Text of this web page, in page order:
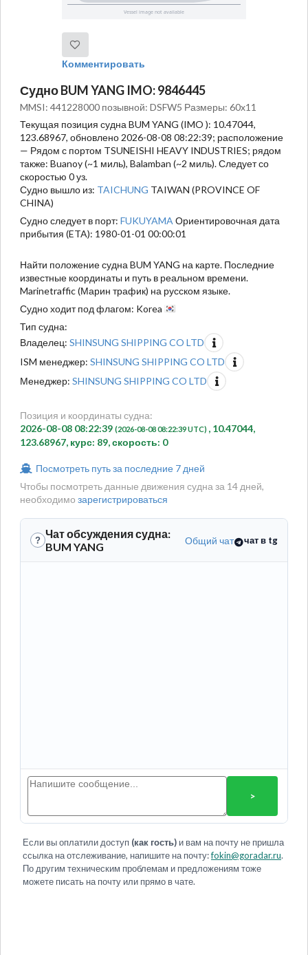
Комментировать
Судно BUM YANG IMO: 9846445
MMSI: 441228000 позывной: DSFW5 Размеры: 60x11
Текущая позиция судна BUM YANG (IMO ): 10.47044,
123.68967, обновлено 2026-08-08 08:22:39; расположение
— Рядом с портом TSUNEISHI HEAVY INDUSTRIES; рядом
также: Buanoy (~1 миль), Balamban (~2 миль). Следует со
скоростью 0 уз.
Судно вышло из: TAICHUNG TAIWAN (PROVINCE OF
CHINA)
Судно следует в порт: FUKUYAMA Ориентировочная дата
прибытия (ETA): 1980-01-01 00:00:01
Найти положение судна BUM YANG на карте. Последние
известные координаты и путь в реальном времени.
Marinetraffic (Марин трафик) на русском языке.
Судно ходит под флагом: Korea
Тип судна:
Владелец: SHINSUNG SHIPPING CO LTD
ISM менеджер: SHINSUNG SHIPPING CO LTD
Менеджер: SHINSUNG SHIPPING CO LTD
Позиция и координаты судна:
2026-08-08 08:22:39 (2026-08-08 08:22:39 UTC) , 10.47044,
123.68967, курс: 89, скорость: 0
Посмотреть путь за последние 7 дней
Чтобы посмотреть данные движения судна за 14 дней,
необходимо зарегистрироваться
? Чат обсуждения судна:
BUM YANG
Общий чат чат в tg
>
Если вы оплатили доступ (как гость) и вам на почту не пришла
ссылка на отслеживание, напишите на почту:fokin@goradar.ru.
По другим техническим проблемам и предложениям тоже
можете писать на почту или прямо в чате.